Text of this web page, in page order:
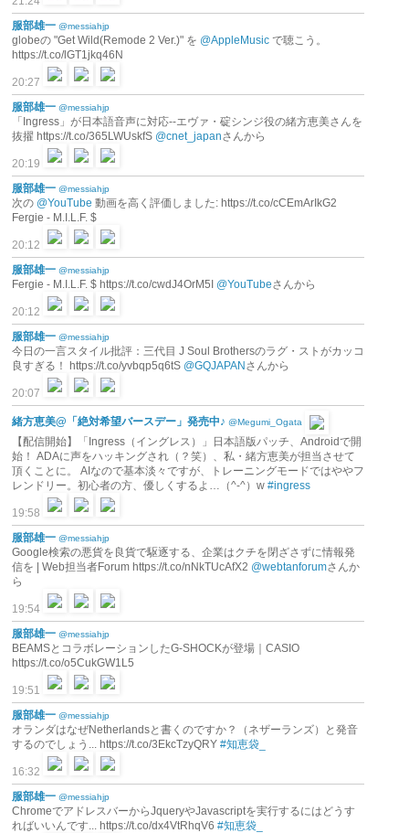
服部雄一 @messiahjp
globeの "Get Wild(Remode 2 Ver.)" を @AppleMusic で聴こう。
https://t.co/lGT1jkq46N
20:27
服部雄一 @messiahjp
「Ingress」が日本語音声に対応--エヴァ・碇シンジ役の緒方恵美さんを
抜擢 https://t.co/365LWUskfS @cnet_japanさんから
20:19
服部雄一 @messiahjp
次の @YouTube 動画を高く評価しました: https://t.co/cCEmArIkG2
Fergie - M.I.L.F. $
20:12
服部雄一 @messiahjp
Fergie - M.I.L.F. $ https://t.co/cwdJ4OrM5I @YouTubeさんから
20:12
服部雄一 @messiahjp
今日の一言スタイル批評：三代目 J Soul Brothersのラグ・ストがカッコ
良すぎる！ https://t.co/yvbqp5q6tS @GQJAPANさんから
20:07
緒方恵美@「絶対希望バースデー」発売中♪ @Megumi_Ogata
【配信開始】「Ingress（イングレス）」日本語版パッチ、Androidで開
始！ ADAに声をハッキングされ（？笑）、私・緒方恵美が担当させて
頂くことに。 AIなので基本淡々ですが、トレーニングモードではややフ
レンドリー。初心者の方、優しくするよ…（^-^）w #ingress
19:58
服部雄一 @messiahjp
Google検索の悪貨を良貨で駆逐する、企業はクチを閉ざさずに情報発
信を | Web担当者Forum https://t.co/nNkTUcAfX2 @webtanforumさんか
ら
19:54
服部雄一 @messiahjp
BEAMSとコラボレーションしたG-SHOCKが登場｜CASIO
https://t.co/o5CukGW1L5
19:51
服部雄一 @messiahjp
オランダはなぜNetherlandsと書くのですか？（ネザーランズ）と発音
するのでしょう... https://t.co/3EkcTzyQRY #知恵袋_
16:32
服部雄一 @messiahjp
ChromeでアドレスバーからJqueryやJavascriptを実行するにはどうす
ればいいんです... https://t.co/dx4VtRhqV6 #知恵袋_